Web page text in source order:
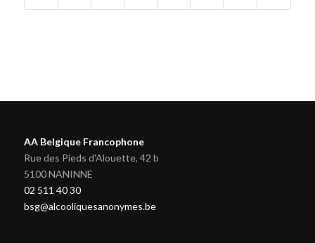
AA Belgique Francophone
Rue des Pieds d'Alouette, 42 b
5100 NANINNE
02 511 40 30
bsg@alcooliquesanonymes.be